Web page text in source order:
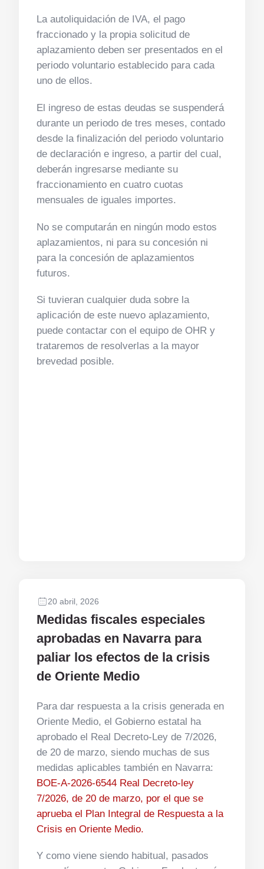
La autoliquidación de IVA, el pago
fraccionado y la propia solicitud de
aplazamiento deben ser presentados en el
periodo voluntario establecido para cada
uno de ellos.
El ingreso de estas deudas se suspenderá
durante un periodo de tres meses, contado
desde la finalización del periodo voluntario
de declaración e ingreso, a partir del cual,
deberán ingresarse mediante su
fraccionamiento en cuatro cuotas
mensuales de iguales importes.
No se computarán en ningún modo estos
aplazamientos, ni para su concesión ni
para la concesión de aplazamientos
futuros.
Si tuvieran cualquier duda sobre la
aplicación de este nuevo aplazamiento,
puede contactar con el equipo de OHR y
trataremos de resolverlas a la mayor
brevedad posible.
20 abril, 2026
Medidas fiscales especiales
aprobadas en Navarra para
paliar los efectos de la crisis
de Oriente Medio
Para dar respuesta a la crisis generada en
Oriente Medio, el Gobierno estatal ha
aprobado el Real Decreto-Ley de 7/2026,
de 20 de marzo, siendo muchas de sus
medidas aplicables también en Navarra:
BOE-A-2026-6544 Real Decreto-ley
7/2026, de 20 de marzo, por el que se
aprueba el Plan Integral de Respuesta a la
Crisis en Oriente Medio.
Y como viene siendo habitual, pasados